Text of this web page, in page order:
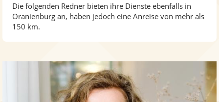
Die folgenden Redner bieten ihre Dienste ebenfalls in
Oranienburg an, haben jedoch eine Anreise von mehr als
150 km.